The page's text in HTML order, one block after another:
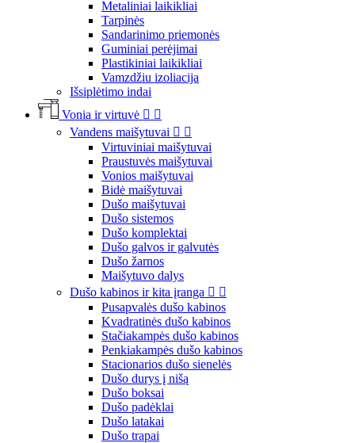
Metaliniai laikikliai
Tarpinės
Sandarinimo priemonės
Guminiai perėjimai
Plastikiniai laikikliai
Vamzdžiu izoliacija
Išsiplėtimo indai
Vonia ir virtuvė  
Vandens maišytuvai  
Virtuviniai maišytuvai
Praustuvės maišytuvai
Vonios maišytuvai
Bidė maišytuvai
Dušo maišytuvai
Dušo sistemos
Dušo komplektai
Dušo galvos ir galvutės
Dušo žarnos
Maišytuvo dalys
Dušo kabinos ir kita įranga  
Pusapvalės dušo kabinos
Kvadratinės dušo kabinos
Stačiakampės dušo kabinos
Penkiakampės dušo kabinos
Stacionarios dušo sienelės
Dušo durys į nišą
Dušo boksai
Dušo padėklai
Dušo latakai
Dušo trapai